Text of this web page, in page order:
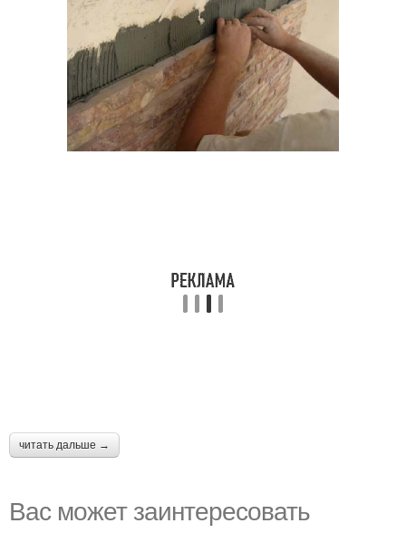
читать дальше →
Вас может заинтересовать